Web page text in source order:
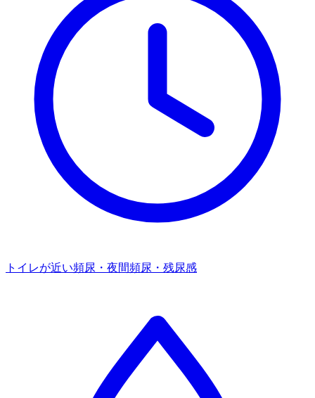
トイレが近い頻尿・夜間頻尿・残尿感